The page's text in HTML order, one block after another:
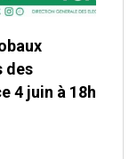
des
4 juin à 18h